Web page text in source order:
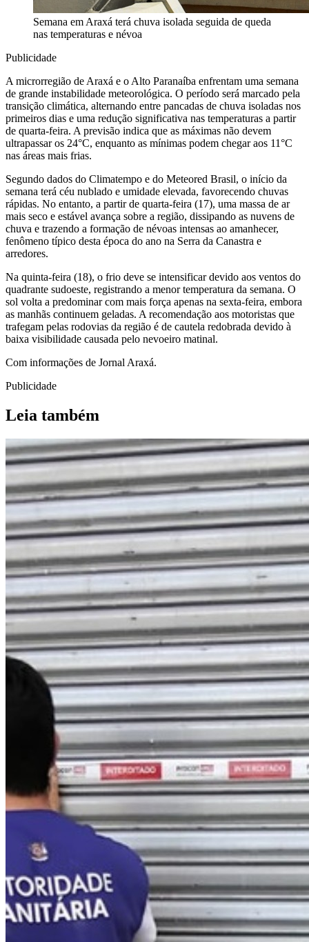
Semana em Araxá terá chuva isolada seguida de queda
nas temperaturas e névoa
Publicidade
A microrregião de Araxá e o Alto Paranaíba enfrentam uma semana
de grande instabilidade meteorológica. O período será marcado pela
transição climática, alternando entre pancadas de chuva isoladas nos
primeiros dias e uma redução significativa nas temperaturas a partir
de quarta-feira. A previsão indica que as máximas não devem
ultrapassar os 24°C, enquanto as mínimas podem chegar aos 11°C
nas áreas mais frias.
Segundo dados do Climatempo e do Meteored Brasil, o início da
semana terá céu nublado e umidade elevada, favorecendo chuvas
rápidas. No entanto, a partir de quarta-feira (17), uma massa de ar
mais seco e estável avança sobre a região, dissipando as nuvens de
chuva e trazendo a formação de névoas intensas ao amanhecer,
fenômeno típico desta época do ano na Serra da Canastra e
arredores.
Na quinta-feira (18), o frio deve se intensificar devido aos ventos do
quadrante sudoeste, registrando a menor temperatura da semana. O
sol volta a predominar com mais força apenas na sexta-feira, embora
as manhãs continuem geladas. A recomendação aos motoristas que
trafegam pelas rodovias da região é de cautela redobrada devido à
baixa visibilidade causada pelo nevoeiro matinal.
Com informações de Jornal Araxá.
Publicidade
Leia também